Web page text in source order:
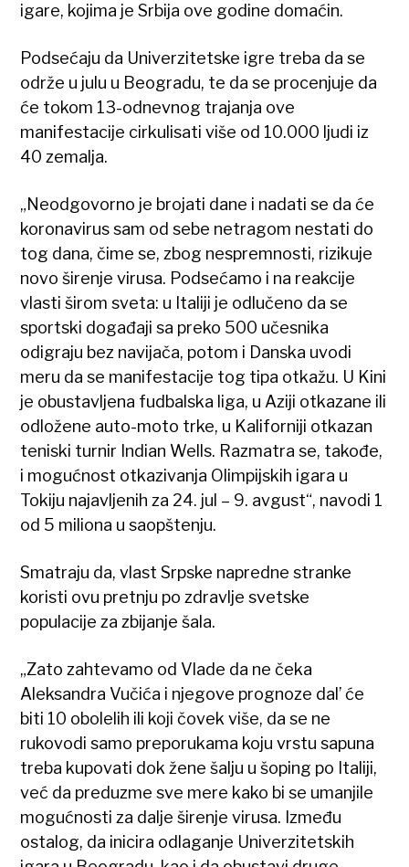
igare, kojima je Srbija ove godine domaćin.
Podsećaju da Univerzitetske igre treba da se
održe u julu u Beogradu, te da se procenjuje da
će tokom 13-odnevnog trajanja ove
manifestacije cirkulisati više od 10.000 ljudi iz
40 zemalja.
„Neodgovorno je brojati dane i nadati se da će
koronavirus sam od sebe netragom nestati do
tog dana, čime se, zbog nespremnosti, rizikuje
novo širenje virusa. Podsećamo i na reakcije
vlasti širom sveta: u Italiji je odlučeno da se
sportski događaji sa preko 500 učesnika
odigraju bez navijača, potom i Danska uvodi
meru da se manifestacije tog tipa otkažu. U Kini
je obustavljena fudbalska liga, u Aziji otkazane ili
odložene auto-moto trke, u Kaliforniji otkazan
teniski turnir Indian Wells. Razmatra se, takođe,
i mogućnost otkazivanja Olimpijskih igara u
Tokiju najavljenih za 24. jul – 9. avgust“, navodi 1
od 5 miliona u saopštenju.
Smatraju da, vlast Srpske napredne stranke
koristi ovu pretnju po zdravlje svetske
populacije za zbijanje šala.
„Zato zahtevamo od Vlade da ne čeka
Aleksandra Vučića i njegove prognoze dal’ će
biti 10 obolelih ili koji čovek više, da se ne
rukovodi samo preporukama koju vrstu sapuna
treba kupovati dok žene šalju u šoping po Italiji,
već da preduzme sve mere kako bi se umanjile
mogućnosti za dalje širenje virusa. Između
ostalog, da inicira odlaganje Univerzitetskih